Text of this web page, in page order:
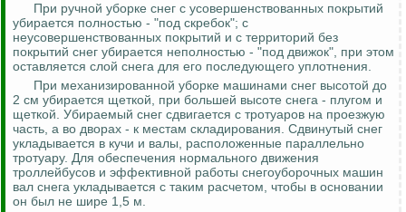
При ручной уборке снег с усовершенствованных покрытий
убирается полностью - "под скребок"; с
неусовершенствованных покрытий и с территорий без
покрытий снег убирается неполностью - "под движок", при этом
оставляется слой снега для его последующего уплотнения.
При механизированной уборке машинами снег высотой до
2 см убирается щеткой, при большей высоте снега - плугом и
щеткой. Убираемый снег сдвигается с тротуаров на проезжую
часть, а во дворах - к местам складирования. Сдвинутый снег
укладывается в кучи и валы, расположенные параллельно
тротуару. Для обеспечения нормального движения
троллейбусов и эффективной работы снегоуборочных машин
вал снега укладывается с таким расчетом, чтобы в основании
он был не шире 1,5 м.